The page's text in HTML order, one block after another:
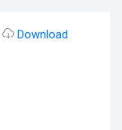
Download